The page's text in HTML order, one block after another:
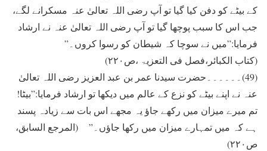
کے بيٹے کو دفن کيا گيا تو آپ رضی اللہ تعالیٰ عنہ مسکرانے لگے،
جب اس کا سبب پوچھا گيا تو آپ رضی اللہ تعالیٰ عنہ نے ارشاد
فرمايا:”ميں نے سوچا کہ شيطان کو رسوا کروں۔”
(کتاب الکبائر،فصل فی التعزیۃ ،ص۲۲۰)
(49)۔۔۔۔۔۔حضرت سيدنا عمر بن عبد العزيز رضی اللہ تعالیٰ
عنہ نے اپنے بيٹے کو نزع کے عالم ميں ديکھا تو ارشاد فرمايا:”بيٹا!
تم ميرے ميزان ميں رکھے جاؤ يہ مجھے اس بات سے زيادہ پسند
ہے کہ ميں تمہارے ميزان ميں رکھا جاؤں۔” (المرجع السابق،
ص۲۲۰)